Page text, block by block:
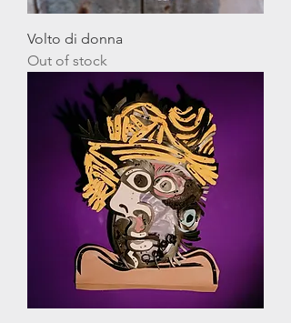
Volto di donna
Out of stock